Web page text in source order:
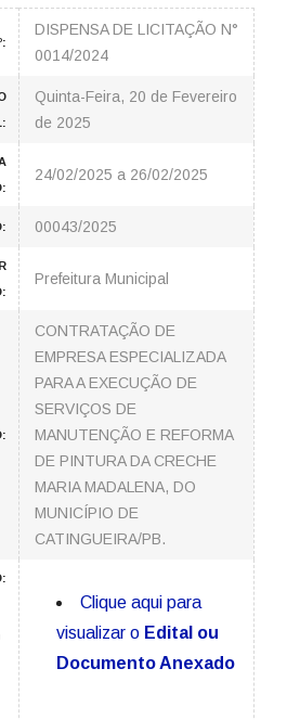
DISPENSA DE LICITAÇÃO N°
0014/2024
Quinta-Feira, 20 de Fevereiro
de 2025
24/02/2025 a 26/02/2025
00043/2025
Prefeitura Municipal
CONTRATAÇÃO DE
EMPRESA ESPECIALIZADA
PARA A EXECUÇÃO DE
SERVIÇOS DE
MANUTENÇÃO E REFORMA
DE PINTURA DA CRECHE
MARIA MADALENA, DO
MUNICÍPIO DE
CATINGUEIRA/PB.
Clique aqui para
visualizar o Edital ou
Documento Anexado